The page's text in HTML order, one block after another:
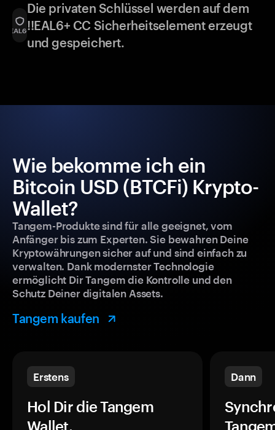
Die privaten Schlüssel werden auf dem
!!EAL6+ CC Sicherheitselement erzeugt
und gespeichert.
Wie bekomme ich ein
Bitcoin USD (BTCFi) Krypto-
Wallet?
Tangem-Produkte sind für alle geeignet, vom
Anfänger bis zum Experten. Sie bewahren Deine
Kryptowährungen sicher auf und sind einfach zu
verwalten. Dank modernster Technologie
ermöglicht Dir Tangem die Kontrolle und den
Schutz Deiner digitalen Assets.
Tangem kaufen
Erstens
Hol Dir die Tangem
Wallet.
Dann